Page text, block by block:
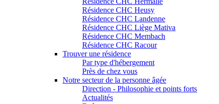
Résidence CHC Heusy
Résidence CHC Landenne
Résidence CHC Liège Mativa
Résidence CHC Membach
Résidence CHC Racour
Trouver une résidence
Par type d'hébergement
Près de chez vous
Notre secteur de la personne âgée
Direction - Philosophie et points forts
Actualités